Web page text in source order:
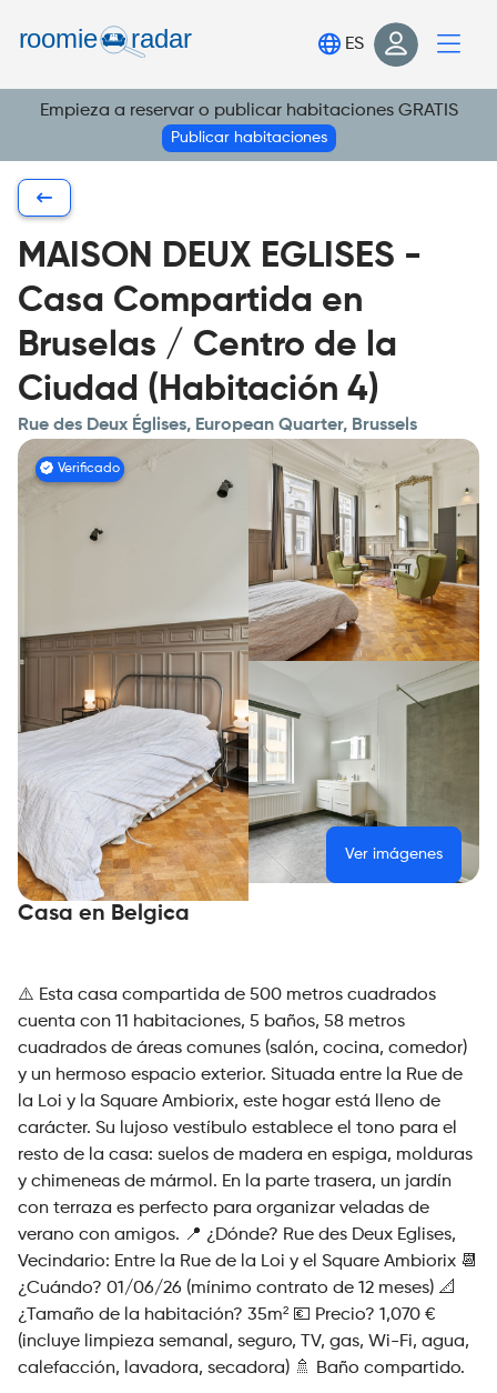
Iniciar sesión
Regístrate
ES
Empieza a reservar o publicar habitaciones GRATIS
Publicar habitaciones
MAISON DEUX EGLISES -
Casa Compartida en
Bruselas / Centro de la
Ciudad (Habitación 4)
Rue des Deux Églises, European Quarter, Brussels
Verificado
Ver imágenes
Casa en Belgica
⚠️ Esta casa compartida de 500 metros cuadrados
cuenta con 11 habitaciones, 5 baños, 58 metros
cuadrados de áreas comunes (salón, cocina, comedor)
y un hermoso espacio exterior. Situada entre la Rue de
la Loi y la Square Ambiorix, este hogar está lleno de
carácter. Su lujoso vestíbulo establece el tono para el
resto de la casa: suelos de madera en espiga, molduras
y chimeneas de mármol. En la parte trasera, un jardín
con terraza es perfecto para organizar veladas de
verano con amigos. 📍 ¿Dónde? Rue des Deux Eglises,
Vecindario: Entre la Rue de la Loi y el Square Ambiorix 📆
¿Cuándo? 01/06/26 (mínimo contrato de 12 meses) 📐
¿Tamaño de la habitación? 35m² 💶 Precio? 1,070 €
(incluye limpieza semanal, seguro, TV, gas, Wi-Fi, agua,
calefacción, lavadora, secadora) 🚿 Baño compartido.